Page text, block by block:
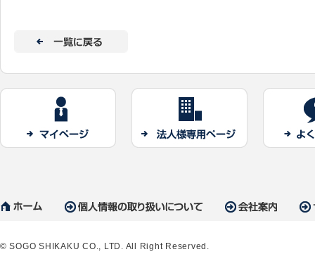
© SOGO SHIKAKU CO., LTD. All Right Reserved.